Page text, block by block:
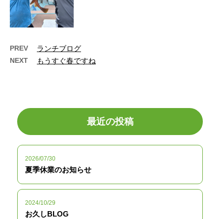
PREV ランチブログ
NEXT もうすぐ春ですね
最近の投稿
2026/07/30
夏季休業のお知らせ
2024/10/29
お久しBLOG